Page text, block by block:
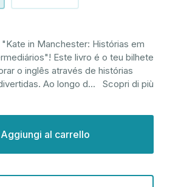
in Manchester: Histórias em
Este livro é o teu bilhete
o inglês através de histórias
Ao longo d... Scopri di più